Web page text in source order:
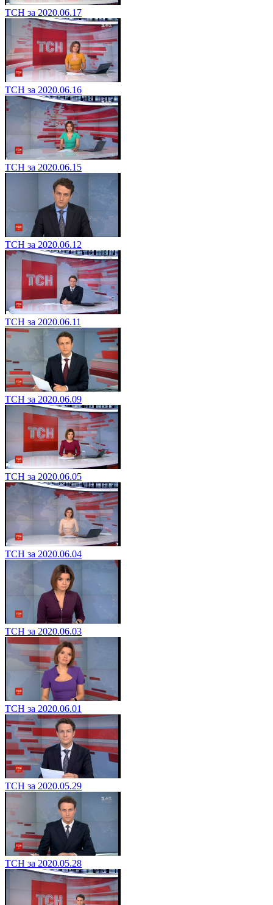
ТСН за 2020.06.17
ТСН за 2020.06.16
ТСН за 2020.06.15
ТСН за 2020.06.12
ТСН за 2020.06.11
ТСН за 2020.06.09
ТСН за 2020.06.05
ТСН за 2020.06.04
ТСН за 2020.06.03
ТСН за 2020.06.01
ТСН за 2020.05.29
ТСН за 2020.05.28